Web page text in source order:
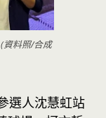
資料照/合成
選人沈慧虹站